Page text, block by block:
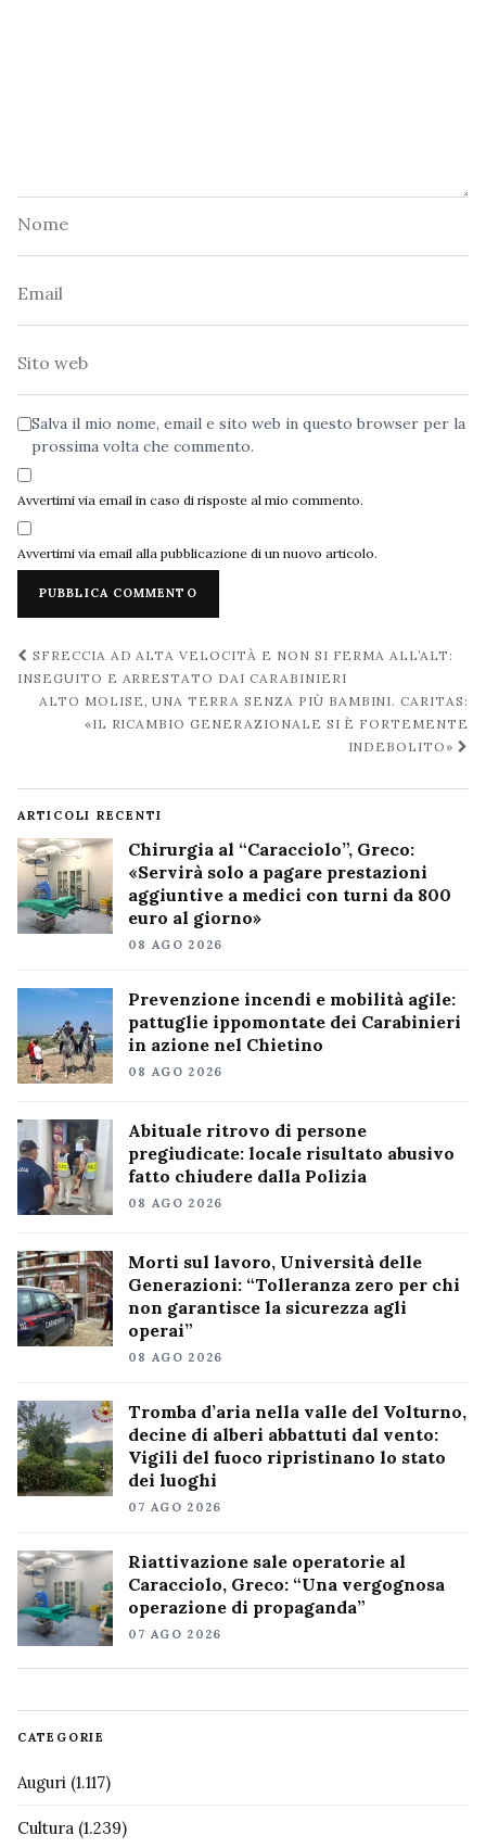
Salva il mio nome, email e sito web in questo browser per la
prossima volta che commento.
Avvertimi via email in caso di risposte al mio commento.
Avvertimi via email alla pubblicazione di un nuovo articolo.
Navigazione
post
SFRECCIA AD ALTA VELOCITÀ E NON SI FERMA ALL’ALT:
INSEGUITO E ARRESTATO DAI CARABINIERI
ALTO MOLISE, UNA TERRA SENZA PIÙ BAMBINI. CARITAS:
«IL RICAMBIO GENERAZIONALE SI È FORTEMENTE
INDEBOLITO»
ARTICOLI RECENTI
Chirurgia al “Caracciolo”, Greco:
«Servirà solo a pagare prestazioni
aggiuntive a medici con turni da 800
euro al giorno»
08 AGO 2026
Prevenzione incendi e mobilità agile:
pattuglie ippomontate dei Carabinieri
in azione nel Chietino
08 AGO 2026
Abituale ritrovo di persone
pregiudicate: locale risultato abusivo
fatto chiudere dalla Polizia
08 AGO 2026
Morti sul lavoro, Università delle
Generazioni: “Tolleranza zero per chi
non garantisce la sicurezza agli
operai”
08 AGO 2026
Tromba d’aria nella valle del Volturno,
decine di alberi abbattuti dal vento:
Vigili del fuoco ripristinano lo stato
dei luoghi
07 AGO 2026
Riattivazione sale operatorie al
Caracciolo, Greco: “Una vergognosa
operazione di propaganda”
07 AGO 2026
CATEGORIE
Auguri (1.117)
Cultura (1.239)